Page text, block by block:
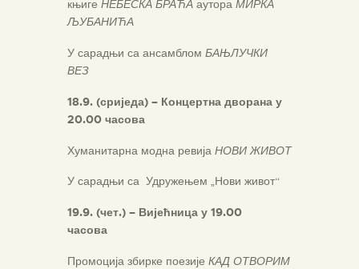
књиге НЕБЕСКА БРАЋА аутора МИРКА
ЉУБАНИЋА
У сарадњи са ансамблом БАЊЛУЧКИ
ВЕЗ
18.9. (сриједа) – Концертна дворана у
20.00 часова
Хуманитарна модна ревија НОВИ ЖИВОТ
У сарадњи са Удружењем „Нови живот“
19.9. (чет.) – Вијећница у 19.00
часова
Промоција збирке поезије КАД ОТВОРИМ